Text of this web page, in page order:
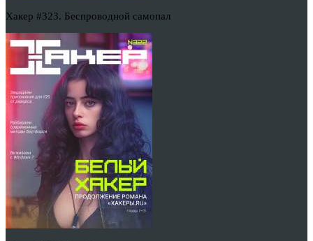
Хакер #323. Беспроводной самопал